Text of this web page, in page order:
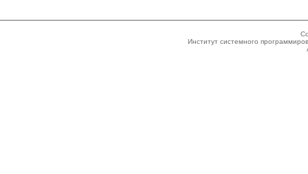
Институт системного